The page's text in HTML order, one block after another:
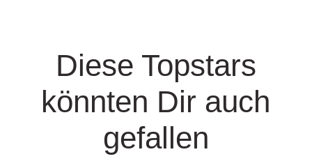
Diese Topstars
könnten Dir auch
gefallen